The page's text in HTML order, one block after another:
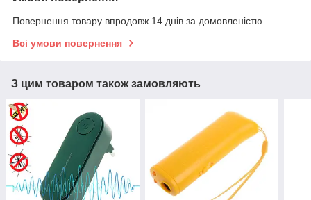
Повернення товару впродовж 14 днів за домовленістю
Всі умови повернення
З цим товаром також замовляють